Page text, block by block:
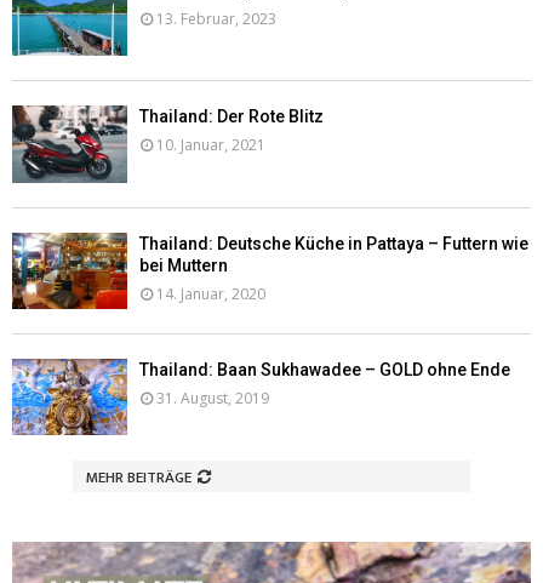
13. Februar, 2023
Thailand: Der Rote Blitz
10. Januar, 2021
Thailand: Deutsche Küche in Pattaya – Futtern wie
bei Muttern
14. Januar, 2020
Thailand: Baan Sukhawadee – GOLD ohne Ende
31. August, 2019
MEHR BEITRÄGE